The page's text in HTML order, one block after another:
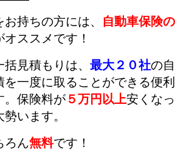
持ちの方には、 自動車保険の
オススメです！
見積もりは、 最大２０社の自
一度に取ることができる便利
保険料が ５万円以上安くなっ
います。
ろん無料です！